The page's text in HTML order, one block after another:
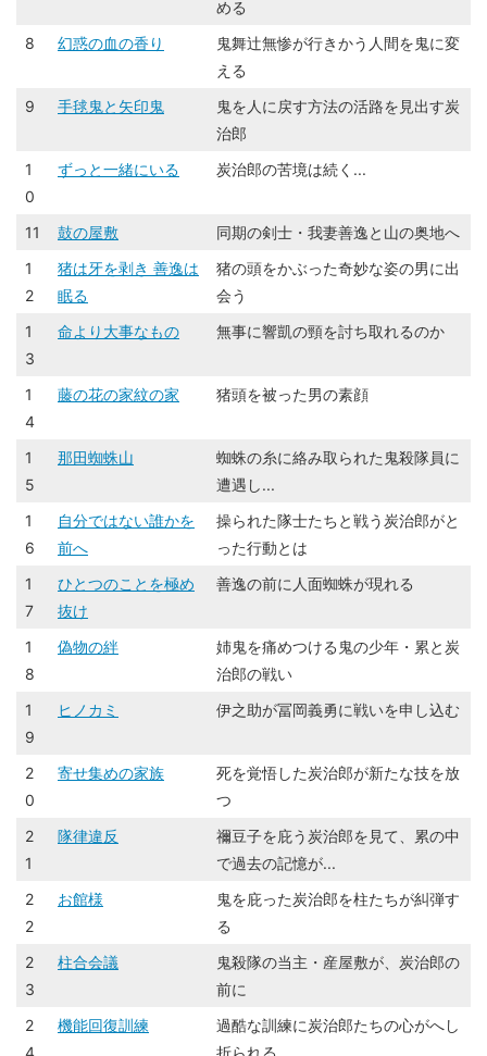
める
8
幻惑の血の香り
鬼舞辻無惨が行きかう人間を鬼に変
える
9
手毬鬼と矢印鬼
鬼を人に戻す方法の活路を見出す炭
治郎
1
0
ずっと一緒にいる 炭治郎の苦境は続く...
11 鼓の屋敷
同期の剣士・我妻善逸と山の奥地へ
1
2
猪は牙を剥き 善逸は
眠る
猪の頭をかぶった奇妙な姿の男に出
会う
1
3
命より大事なもの 無事に響凱の頸を討ち取れるのか
1
4
藤の花の家紋の家 猪頭を被った男の素顔
1
5
那田蜘蛛山
蜘蛛の糸に絡み取られた鬼殺隊員に
遭遇し...
1
6
自分ではない誰かを
前へ
操られた隊士たちと戦う炭治郎がと
った行動とは
1
7
ひとつのことを極め
抜け
善逸の前に人面蜘蛛が現れる
1
8
偽物の絆
姉鬼を痛めつける鬼の少年・累と炭
治郎の戦い
1
9
ヒノカミ 伊之助が冨岡義勇に戦いを申し込む
2
0
寄せ集めの家族
死を覚悟した炭治郎が新たな技を放
つ
2
1
隊律違反
禰豆子を庇う炭治郎を見て、累の中
で過去の記憶が...
2
2
お館様
鬼を庇った炭治郎を柱たちが糾弾す
る
2
3
柱合会議
鬼殺隊の当主・産屋敷が、炭治郎の
前に
2
4
機能回復訓練
過酷な訓練に炭治郎たちの心がへし
折られる